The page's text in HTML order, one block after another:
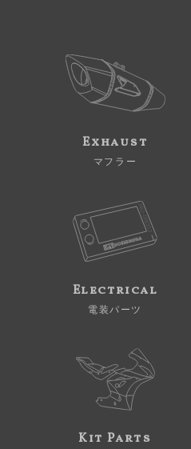
Exhaust
マフラー
Electrical
電装パーツ
Kit Parts